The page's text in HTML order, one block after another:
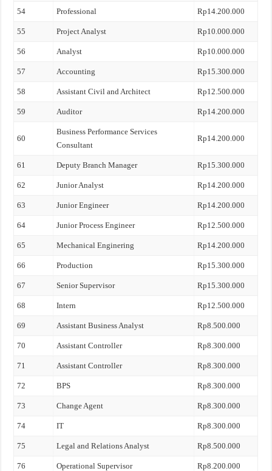
54 Professional Rp14.200.000
55 Project Analyst Rp10.000.000
56 Analyst Rp10.000.000
57 Accounting Rp15.300.000
58 Assistant Civil and Architect Rp12.500.000
59 Auditor Rp14.200.000
60
Business Performance Services
Consultant
Rp14.200.000
61 Deputy Branch Manager Rp15.300.000
62 Junior Analyst Rp14.200.000
63 Junior Engineer Rp14.200.000
64 Junior Process Engineer Rp12.500.000
65 Mechanical Enginering Rp14.200.000
66 Production Rp15.300.000
67 Senior Supervisor Rp15.300.000
68 Intern Rp12.500.000
69 Assistant Business Analyst Rp8.500.000
70 Assistant Controller Rp8.300.000
71 Assistant Controller Rp8.300.000
72 BPS Rp8.300.000
73 Change Agent Rp8.300.000
74 IT Rp8.300.000
75 Legal and Relations Analyst Rp8.500.000
76 Operational Supervisor Rp8.200.000